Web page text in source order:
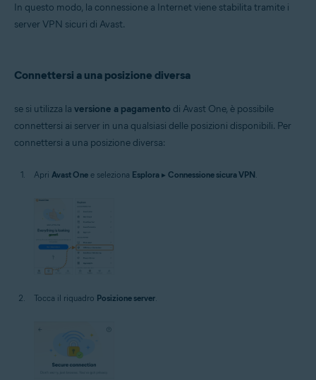
In questo modo, la connessione a Internet viene stabilita tramite i
server VPN sicuri di Avast.
Connettersi a una posizione diversa
se si utilizza la versione a pagamento di Avast One, è possibile
connettersi ai server in una qualsiasi delle posizioni disponibili. Per
connettersi a una posizione diversa:
Apri Avast One e seleziona Esplora ▸ Connessione sicura VPN
Tocca il riquadro Posizione server